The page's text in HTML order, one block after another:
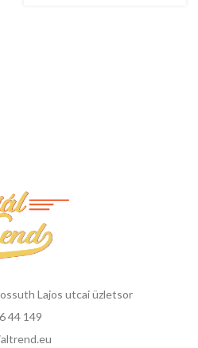
Lajos utcai üzletsor
44 149